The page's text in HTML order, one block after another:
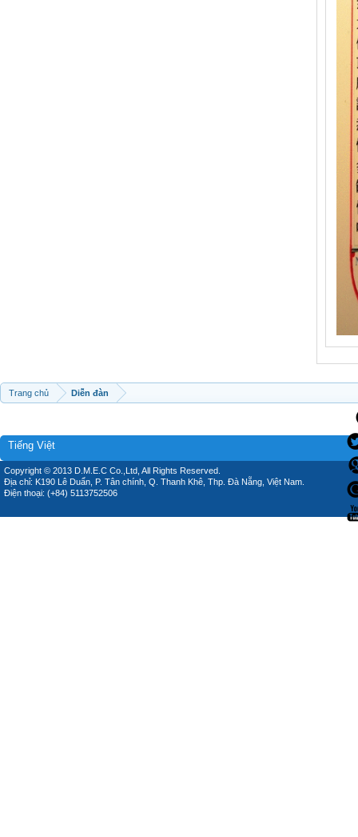
Trang chủ Diễn đàn
Tiếng Việt
Copyright © 2013 D.M.E.C Co.,Ltd, All Rights Reserved.
Địa chỉ: K190 Lê Duẩn, P. Tân chính, Q. Thanh Khê, Thp. Đà Nẵng, Việt Nam.
Điện thoại: (+84) 5113752506